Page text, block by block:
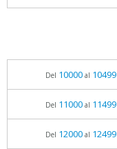
Del 10000al 10499
Del 11000al 11499
Del 12000al 12499